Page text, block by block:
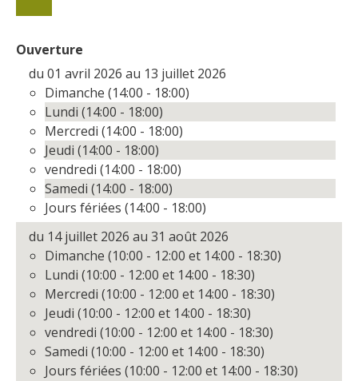
Ouverture
du 01 avril 2026 au 13 juillet 2026
Dimanche (14:00 - 18:00)
Lundi (14:00 - 18:00)
Mercredi (14:00 - 18:00)
Jeudi (14:00 - 18:00)
vendredi (14:00 - 18:00)
Samedi (14:00 - 18:00)
Jours fériées (14:00 - 18:00)
du 14 juillet 2026 au 31 août 2026
Dimanche (10:00 - 12:00 et 14:00 - 18:30)
Lundi (10:00 - 12:00 et 14:00 - 18:30)
Mercredi (10:00 - 12:00 et 14:00 - 18:30)
Jeudi (10:00 - 12:00 et 14:00 - 18:30)
vendredi (10:00 - 12:00 et 14:00 - 18:30)
Samedi (10:00 - 12:00 et 14:00 - 18:30)
Jours fériées (10:00 - 12:00 et 14:00 - 18:30)